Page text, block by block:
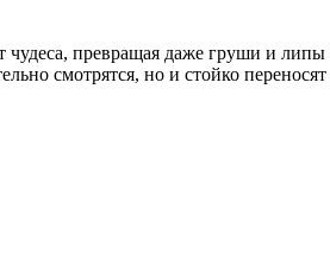
чудеса, превращая даже груши и
смотрятся, но и стойко